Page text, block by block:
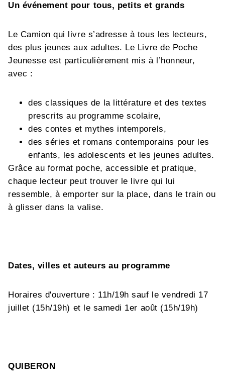
Un événement pour tous, petits et grands
Le Camion qui livre s’adresse à tous les lecteurs,
des plus jeunes aux adultes. Le Livre de Poche
Jeunesse est particulièrement mis à l’honneur,
avec :
des classiques de la littérature et des textes
prescrits au programme scolaire,
des contes et mythes intemporels,
des séries et romans contemporains pour les
enfants, les adolescents et les jeunes adultes.
Grâce au format poche, accessible et pratique,
chaque lecteur peut trouver le livre qui lui
ressemble, à emporter sur la place, dans le train ou
à glisser dans la valise.
Dates, villes et auteurs au programme
Horaires d'ouverture : 11h/19h sauf le vendredi 17
juillet (15h/19h) et le samedi 1er août (15h/19h)
QUIBERON